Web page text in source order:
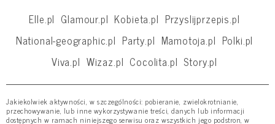
Elle.pl Glamour.pl Kobieta.pl Przyslijprzepis.pl
National-geographic.pl Party.pl Mamotoja.pl Polki.pl
Viva.pl Wizaz.pl Cocolita.pl Story.pl
Jakiekolwiek aktywności, w szczególności: pobieranie, zwielokrotnianie,
przechowywanie, lub inne wykorzystywanie treści, danych lub informacji
dostępnych w ramach niniejszego serwisu oraz wszystkich jego podstron, w